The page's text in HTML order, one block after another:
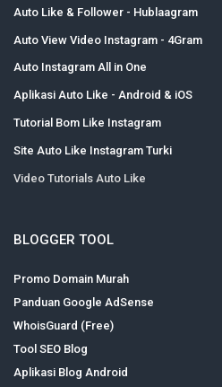
Auto Like & Follower - Hublaagram
Auto View Video Instagram - 4Gram
Auto Instagram All in One
Aplikasi Auto Like - Android & iOS
Tutorial Bom Like Instagram
Site Auto Like Instagram Turki
Video Tutorials Auto Like
BLOGGER TOOL
Promo Domain Murah
Panduan Google AdSense
WhoisGuard (Free)
Tool SEO Blog
Aplikasi Blog Android